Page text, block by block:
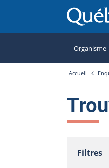
Organisme
Accueil
Filtres